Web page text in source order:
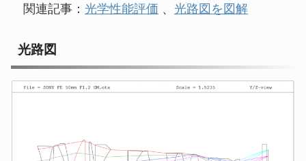
関連記事： 光学性能評価 、 光路図を図解
光路図